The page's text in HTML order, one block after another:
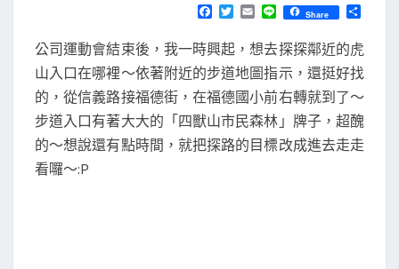
T
S
c
e
b
o
o
k
i
t
t
e
r
E
a
i
l
n
e
Share
公司運動會結束後，我一時興起，想去探探鄰近的虎
山入口在哪裡～依著附近的步道地圖指示，還挺好找
的，從信義路接福德街，在福德國小前右轉就到了～
步道入口有著大大的「四獸山市民森林」牌子，超醜
的～想說還有點時間，就把探路的目標改成進去走走
看囉～:P